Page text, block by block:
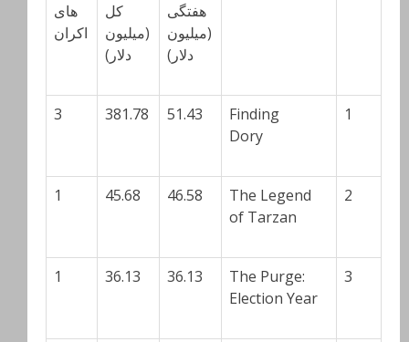
هفتگی
(میلیون
دلار)
کل
(میلیون
دلار)
های
اکران
1
Finding
Dory
51.43
381.78
3
2
The Legend
of Tarzan
46.58
45.68
1
3
The Purge:
Election Year
36.13
36.13
1